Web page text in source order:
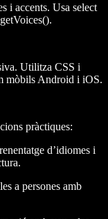
i accents. Usa select
.
Utilitza CSS i
mòbils Android i iOS.
pràctiques:
d’idiomes i
a persones amb